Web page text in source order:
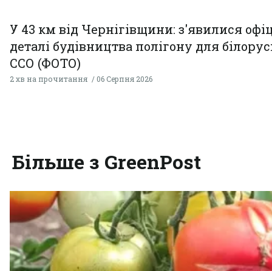
У 43 км від Чернігівщини: з'явилися
деталі будівництва полігону для
ССО (ФОТО)
2 хв на прочитання 06 Серпня 2026
Більше з GreenPost